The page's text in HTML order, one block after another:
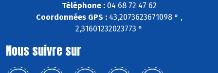
Téléphone :04 68 72 47 62
Coordonnées GPS :43,2073623671098 ° ,
2,31601232023773 °
Nous suivre sur